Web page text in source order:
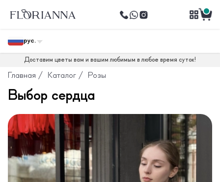
рус.
Доставим цветы вам и вашим любимым в любое время суток!
Главная / Каталог / Розы
Выбор сердца